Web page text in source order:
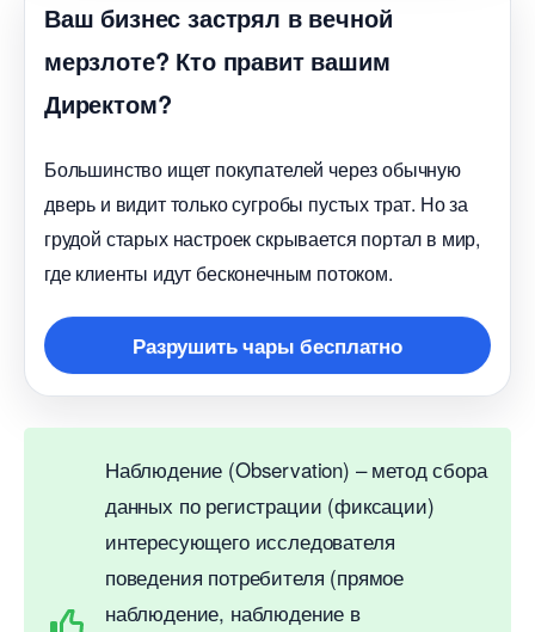
аш бизнес застрял в вечной
мерзлоте? Кто правит вашим
Директом?
Большинство ищет покупателей через обычную
дверь и видит только сугробы пустых трат. Но за
рудой старых настроек скрывается портал в мир,
де клиенты идут бесконечным потоком.
Разрушить чары бесплатно
Наблюдение (Observation) – метод сбора
данных по регистрации (фиксации)
интересующего исследователя
поведения потребителя (прямое
наблюдение, наблюдение